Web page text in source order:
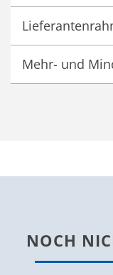
Mehr- und
NOCH